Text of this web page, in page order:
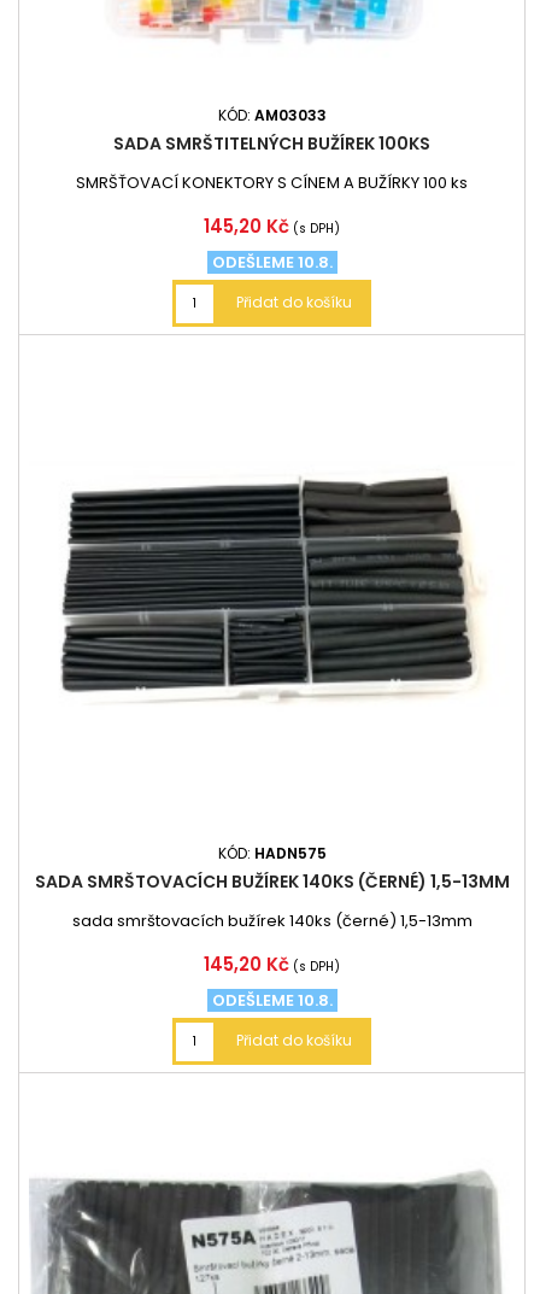
KÓD: AM03033
SADA SMRŠTITELNÝCH BUŽÍREK 100KS
SMRŠŤOVACÍ KONEKTORY S CÍNEM A BUŽÍRKY 100 ks
Cena
145,20 Kč (s DPH)
ODEŠLEME 10.8.
Přidat do košíku
KÓD: HADN575
SADA SMRŠTOVACÍCH BUŽÍREK 140KS (ČERNÉ) 1,5-13MM
sada smrštovacích bužírek 140ks (černé) 1,5-13mm
Cena
145,20 Kč (s DPH)
ODEŠLEME 10.8.
Přidat do košíku